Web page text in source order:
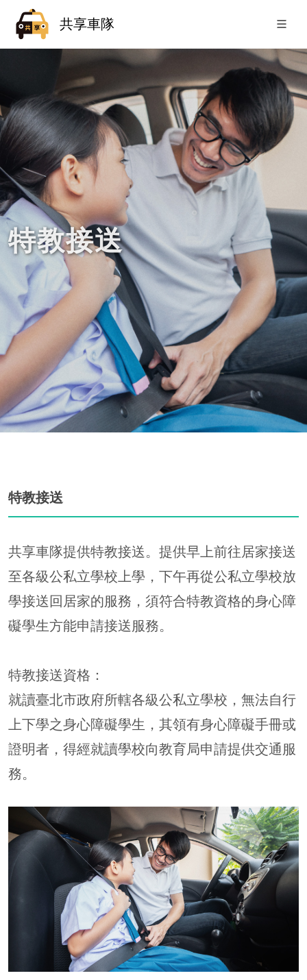
共享車隊
特教接送
特教接送
共享車隊提供特教接送。提供早上前往居家接送
至各級公私立學校上學，下午再從公私立學校放
學接送回居家的服務，須符合特教資格的身心障
礙學生方能申請接送服務。
特教接送資格：
就讀臺北市政府所轄各級公私立學校，無法自行
上下學之身心障礙學生，其領有身心障礙手冊或
證明者，得經就讀學校向教育局申請提供交通服
務。